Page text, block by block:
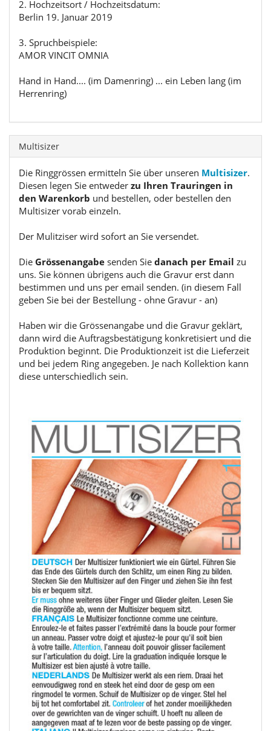
2. Hochzeitsort / Hochzeitsdatum:
Berlin 19. Januar 2019
3. Spruchbeispiele:
AMOR VINCIT OMNIA
Hand in Hand.... (im Damenring) ... ein Leben lang (im
Herrenring)
Multisizer
Die Ringgrössen ermitteln Sie über unseren Multisizer.
Diesen legen Sie entweder zu Ihren Trauringen in
den Warenkorb und bestellen, oder bestellen den
Multisizer vorab einzeln.
Der Mulitziser wird sofort an Sie versendet.
Die Grössenangabe senden Sie danach per Email zu
uns. Sie können übrigens auch die Gravur erst dann
bestimmen und uns per email senden. (in diesem Fall
geben Sie bei der Bestellung - ohne Gravur - an)
Haben wir die Grössenangabe und die Gravur geklärt,
dann wird die Auftragsbestätigung konkretisiert und die
Produktion beginnt. Die Produktionzeit ist die Lieferzeit
und bei jedem Ring angegeben. Je nach Kollektion kann
diese unterschiedlich sein.